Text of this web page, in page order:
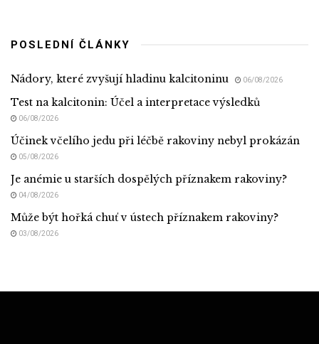
POSLEDNÍ ČLÁNKY
Nádory, které zvyšují hladinu kalcitoninu 06/08/2026
Test na kalcitonin: Účel a interpretace výsledků
06/08/2026
Účinek včelího jedu při léčbě rakoviny nebyl prokázán
05/08/2026
Je anémie u starších dospělých příznakem rakoviny?
04/08/2026
Může být hořká chuť v ústech příznakem rakoviny?
03/08/2026